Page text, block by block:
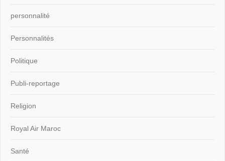
personnalité
Personnalités
Politique
Publi-reportage
Religion
Royal Air Maroc
Santé